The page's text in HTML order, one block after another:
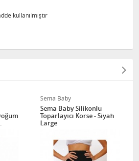
kullanılmıştır
Sema Baby
Sema Baby Silikonlu
Toparlayıcı Korse - Siyah
Large